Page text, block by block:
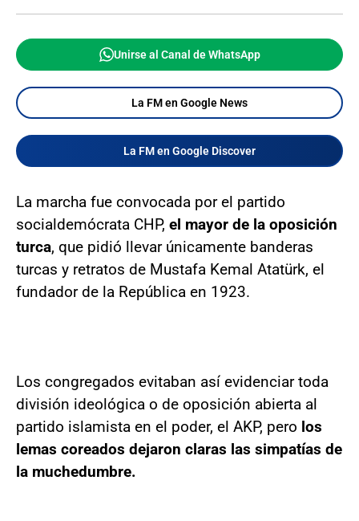
Unirse al Canal de WhatsApp
La FM en Google News
La FM en Google Discover
La marcha fue convocada por el partido
socialdemócrata CHP, el mayor de la oposición
turca, que pidió llevar únicamente banderas
turcas y retratos de Mustafa Kemal Atatürk, el
fundador de la República en 1923.
Los congregados evitaban así evidenciar toda
división ideológica o de oposición abierta al
partido islamista en el poder, el AKP, pero los
lemas coreados dejaron claras las simpatías de
la muchedumbre.